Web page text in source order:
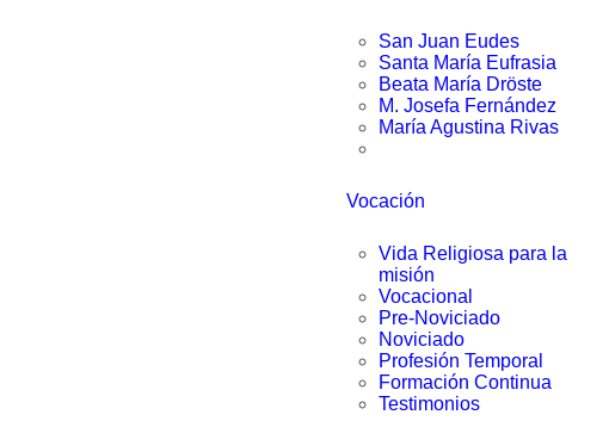
San Juan Eudes
Santa María Eufrasia
Beata María Dröste
M. Josefa Fernández
María Agustina Rivas
Vocación
Vida Religiosa para la
misión
Vocacional
Pre-Noviciado
Noviciado
Profesión Temporal
Formación Continua
Testimonios